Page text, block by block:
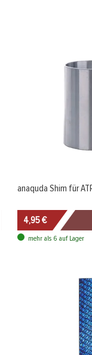
anaquda Shim für
4,95 €
mehr als 6 auf Lager